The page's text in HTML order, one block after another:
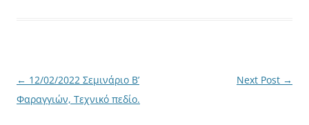
Post
navigation
← 12/02/2022 Σεμινάριο Β’
Φαραγγιών, Τεχνικό πεδίο.
Next Post →